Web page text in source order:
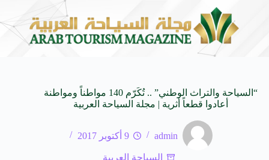
كيفنا.. في كل وجهة سحر خاص* 8 أغسطس 2026 افتتاح اكبر صالة
“السياحة والتراث الوطني” .. تُكَرّم 140 مواطناً ومواطنة
أعادوا قطعاً أثرية | مجلة السياحة العربية
admin 9 أكتوبر 2017
السياحة العربية